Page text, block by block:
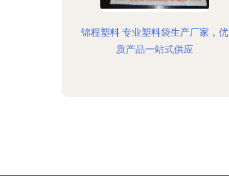
锦程塑料 专业塑料袋生产厂家，优
质产品一站式供应